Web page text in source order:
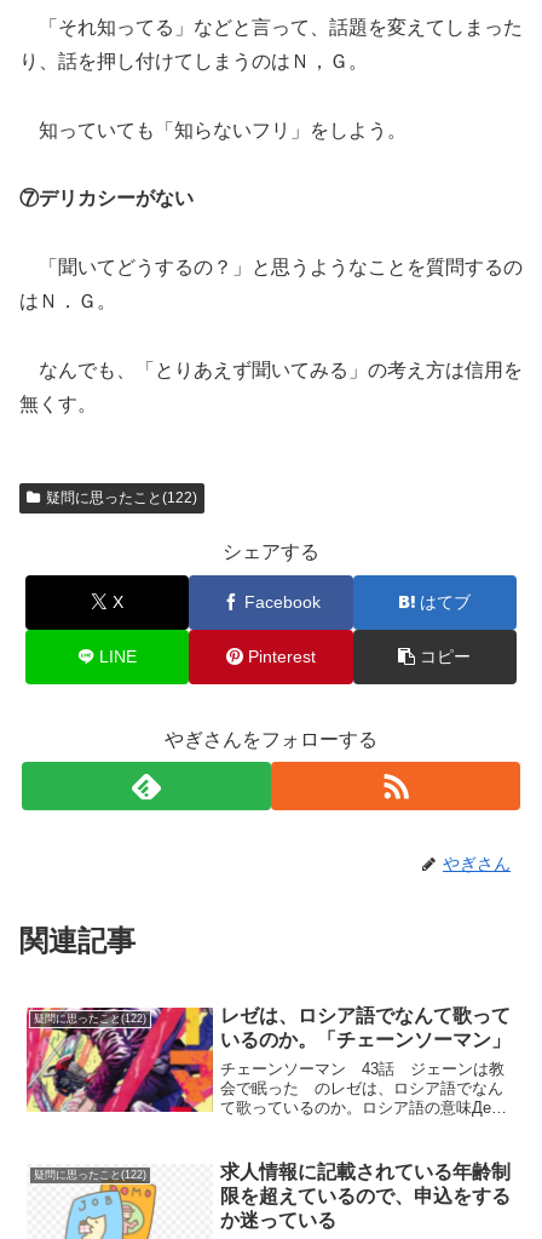
「それ知ってる」などと言って、話題を変えてしまった
り、話を押し付けてしまうのはＮ，Ｇ。
知っていても「知らないフリ」をしよう。
⑦デリカシーがない
「聞いてどうするの？」と思うようなことを質問するの
はＮ．Ｇ。
なんでも、「とりあえず聞いてみる」の考え方は信用を
無くす。
疑問に思ったこと(122)
シェアする
X Facebook はてブ
LINE Pinterest コピー
やぎさんをフォローする
やぎさん
関連記事
疑問に思ったこと(122)
レゼは、ロシア語でなんて歌って
いるのか。「チェーンソーマン」
チェーンソーマン 43話 ジェーンは教
会で眠った のレゼは、ロシア語でなん
て歌っているのか。ロシア語の意味День
るУтром мы ...
疑問に思ったこと(122)
求人情報に記載されている年齢制
限を超えているので、申込をする
か迷っている